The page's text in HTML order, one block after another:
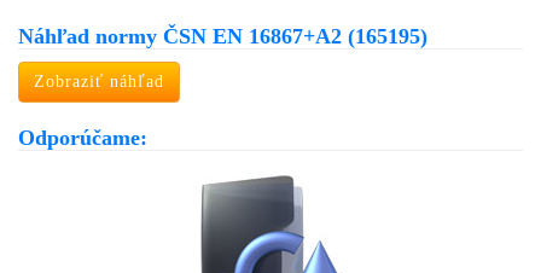
Náhľad normy ČSN EN 16867+A2 (165195)
Zobraziť náhľad
Odporúčame: